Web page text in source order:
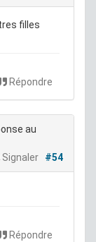
filles
Répondre
au
Signaler
#54
Répondre